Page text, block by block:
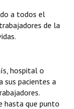
a todos el
de la
hospital o
sus pacientes a
hasta que punto